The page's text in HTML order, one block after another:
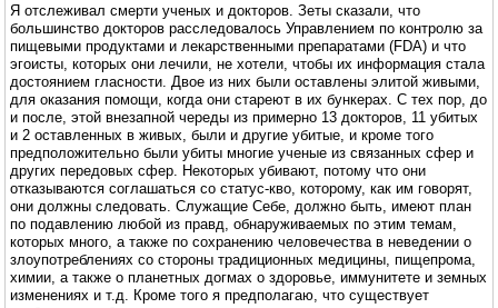
Я отслеживал смерти ученых и докторов. Зеты сказали, что
большинство докторов расследовалось Управлением по контролю за
пищевыми продуктами и лекарственными препаратами (FDA) и что
эгоисты, которых они лечили, не хотели, чтобы их информация стала
достоянием гласности. Двое из них были оставлены элитой живыми,
для оказания помощи, когда они стареют в их бункерах. С тех пор, до
и после, этой внезапной череды из примерно 13 докторов, 11 убитых
и 2 оставленных в живых, были и другие убитые, и кроме того
предположительно были убиты многие ученые из связанных сфер и
других передовых сфер. Некоторых убивают, потому что они
отказываются соглашаться со статус-кво, которому, как им говорят,
они должны следовать. Служащие Себе, должно быть, имеют план
по подавлению любой из правд, обнаруживаемых по этим темам,
которых много, а также по сохранению человечества в неведении о
злоупотреблениях со стороны традиционных медицины, пищепрома,
химии, а также о планетных догмах о здоровье, иммунитете и земных
изменениях и т.д. Кроме того я предполагаю, что существует